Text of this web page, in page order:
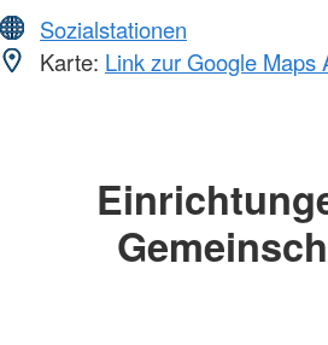
Sozialstationen
Karte: Link zur Google Maps